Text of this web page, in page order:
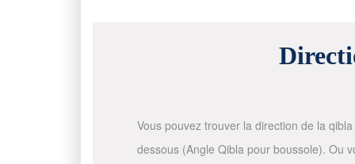
Vous pouvez trouver la direction de la
dessous (Angle Qibla pour boussole). Ou